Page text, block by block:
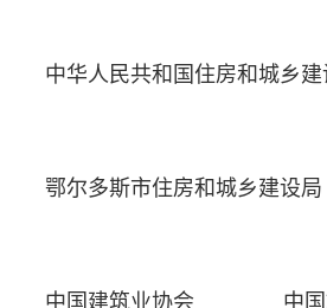
中华人民共和国住房和城乡建
鄂尔多斯市住房和城乡建设局
中国建筑业协会 中